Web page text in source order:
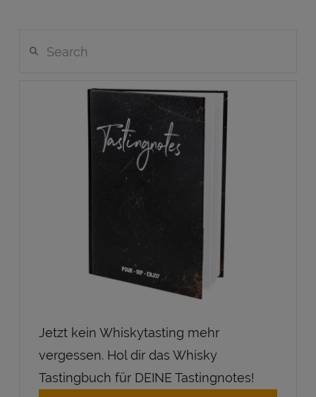
Jetzt kein Whiskytasting mehr
vergessen. Hol dir das Whisky
Tastingbuch für DEINE Tastingnotes!